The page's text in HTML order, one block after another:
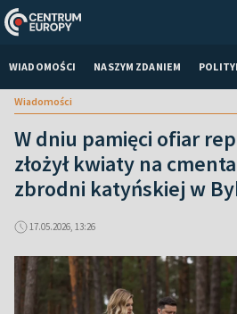
WIADOMOŚCI NASZYM ZDANIEM
Wiadomości
W dniu pamięci ofiar
złożył kwiaty na
zbrodni katyńskiej w
17.05.2026, 13:26